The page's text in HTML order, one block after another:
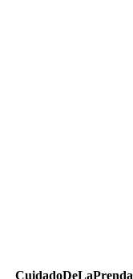
CuidadoDeLaPrenda